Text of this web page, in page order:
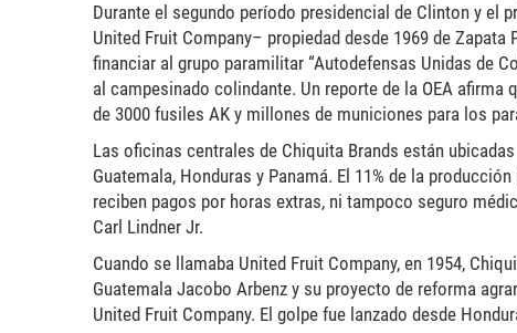
Durante el segundo período presidencial de Clinton y el
United Fruit Company– propiedad desde 1969 de
financiar al grupo paramilitar “Autodefensas Unidas de
al campesinado colindante. Un reporte de la OEA
de 3000 fusiles AK y millones de municiones para los
Las oficinas centrales de Chiquita Brands están
Guatemala, Honduras y Panamá. El 11% de la
reciben pagos por horas extras, ni tampoco seguro
Carl Lindner Jr.
Cuando se llamaba United Fruit Company, en 1954,
Guatemala Jacobo Arbenz y su proyecto de reforma
United Fruit Company. El golpe fue lanzado desde